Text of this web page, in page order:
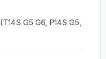
G5 G6, P14S G5,